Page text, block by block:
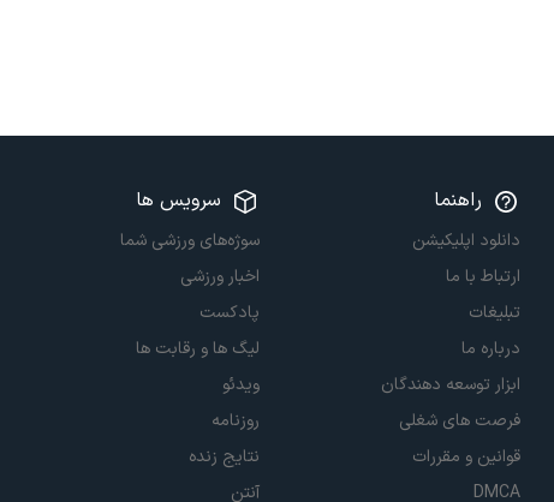
راهنما
دانلود اپلیکیشن
ارتباط با ما
تبلیغات
درباره ما
ابزار توسعه دهندگان
فرصت های شغلی
قوانین و مقررات
DMCA
سرویس ها
سوژه‌های ورزشی شما
اخبار ورزشی
پادکست
لیگ ها و رقابت ها
ویدئو
روزنامه
نتایج زنده
آنتن